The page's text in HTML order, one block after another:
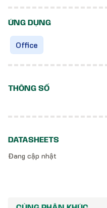
ỨNG DỤNG
Office
THÔNG SỐ
DATASHEETS
Đang cập nhật